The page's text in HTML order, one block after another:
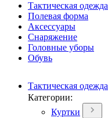
Тактическая одежда
Полевая форма
Аксессуары
Снаряжение
Головные уборы
Обувь
Тактическая одежда
Категории:
Куртки